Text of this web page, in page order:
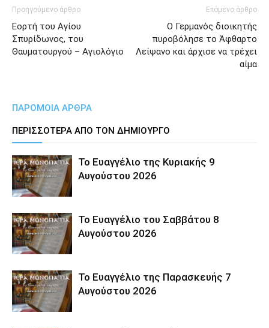
Προηγούμενο άρθρο
Εορτή του Αγίου
Σπυρίδωνος, του
Θαυματουργού – Αγιολόγιο
Επόμενο άρθρο
Ο Γερμανός διοικητής
πυροβόλησε το Άφθαρτο
Λείψανο και άρχισε να τρέχει
αίμα
ΠΑΡΟΜΟΙΑ ΑΡΘΡΑ
ΠΕΡΙΣΣΟΤΕΡΑ ΑΠΟ ΤΟΝ ΔΗΜΙΟΥΡΓΟ
Το Ευαγγέλιο της Κυριακής 9
Αυγούστου 2026
Το Ευαγγέλιο του Σαββάτου 8
Αυγούστου 2026
Το Ευαγγέλιο της Παρασκευής 7
Αυγούστου 2026